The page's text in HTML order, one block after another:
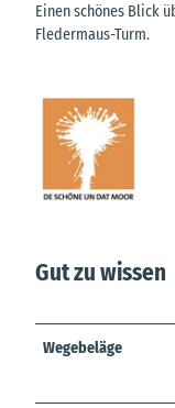
Einen schönes Blick
Fledermaus-Turm.
Gut zu wissen
Wegebeläge